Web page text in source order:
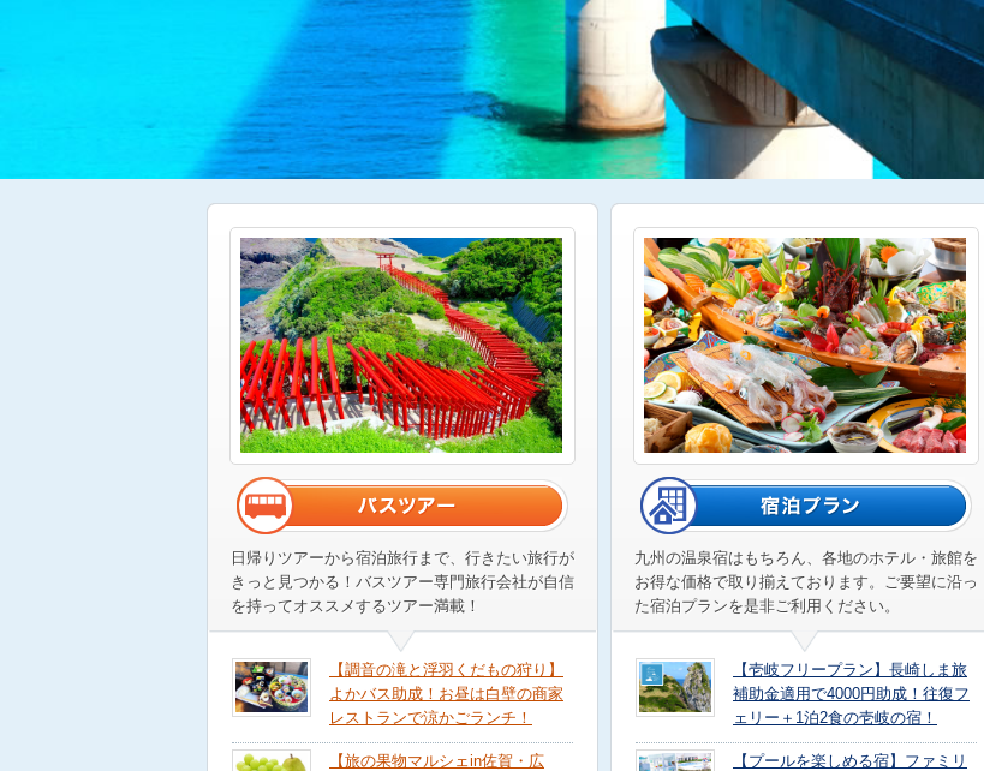
日帰りツアーから宿泊旅行まで、行きたい旅行が
きっと見つかる！バスツアー専門旅行会社が自信
を持ってオススメするツアー満載！
【調音の滝と浮羽くだもの狩り】
よかバス助成！お昼は白壁の商家
レストランで涼かごランチ！
【旅の果物マルシェin佐賀・広
九州の温泉宿はもちろん、各地のホテル・旅館を
お得な価格で取り揃えております。ご要望に沿っ
た宿泊プランを是非ご利用ください。
【壱岐フリープラン】長崎しま旅
補助金適用で4000円助成！往復フ
ェリー＋1泊2食の壱岐の宿！
【プールを楽しめる宿】ファミリ